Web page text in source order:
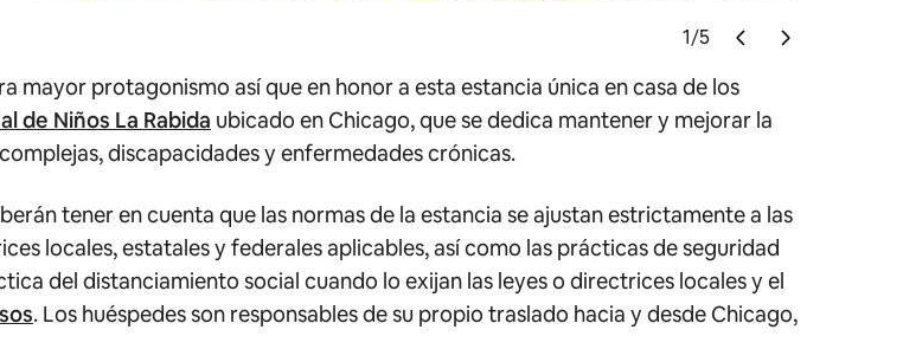
1/5
mayor protagonismo así que en honor a esta estancia única en casa de los
de Niños La Rabida ubicado en Chicago, que se dedica mantener y mejorar la
discapacidades y enfermedades crónicas.
tener en cuenta que las normas de la estancia se ajustan estrictamente a las
locales, estatales y federales aplicables, así como las prácticas de seguridad
del distanciamiento social cuando lo exijan las leyes o directrices locales y el
. Los huéspedes son responsables de su propio traslado hacia y desde Chicago,